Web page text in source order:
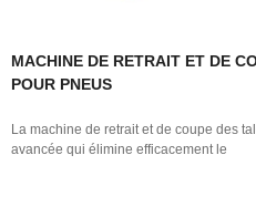
MACHINE DE RETRAIT ET DE
POUR PNEUS
La machine de retrait et de coupe des
avancée qui élimine efficacement le